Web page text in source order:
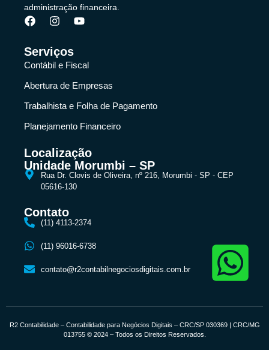
administração financeira.
Serviços
Contábil e Fiscal
Abertura de Empresas
Trabalhista e Folha de Pagamento
Planejamento Financeiro
Localização
Unidade Morumbi – SP
Rua Dr. Clovis de Oliveira, nº 216, Morumbi - SP - CEP
05616-130
Contato
(11) 4113-2374
(11) 96016-6738
contato@r2contabilnegociosdigitais.com.br
R2 Contabilidade – Contabilidade para Negócios Digitais – CRC/SP 030369 | CRC/MG
013755 © 2024 – Todos os Direitos Reservados.